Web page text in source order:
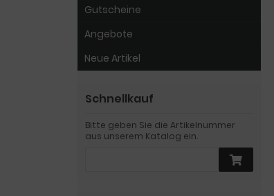
Gutscheine
Angebote
Neue Artikel
Schnellkauf
Bitte geben Sie die Artikelnummer
aus unserem Katalog ein.